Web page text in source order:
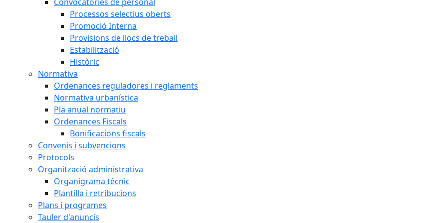
Processos selectius oberts
Promoció Interna
Provisions de llocs de treball
Estabilització
Històric
Normativa
Ordenances reguladores i reglaments
Normativa urbanística
Pla anual normatiu
Ordenances Fiscals
Bonificacions fiscals
Convenis i subvencions
Protocols
Organització administrativa
Organigrama tècnic
Plantilla i retribucions
Plans i programes
Tauler d'anuncis